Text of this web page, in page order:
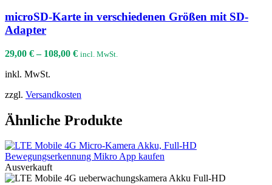
microSD-Karte in verschiedenen Größen mit SD-
Adapter
29,00 €– 108,00 € incl. MwSt.
inkl. MwSt.
zzgl. Versandkosten
Ähnliche Produkte
Ausverkauft